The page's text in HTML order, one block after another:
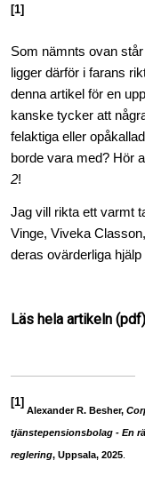
[1]
Som nämnts ovan
ligger därför i farans
denna artikel för en
kanske tycker att
felaktiga eller
borde vara med? Hör
2!
Jag vill rikta ett varmt
Vinge, Viveka
deras ovärderliga
Läs hela artikeln (pdf)
[1]
Alexander R. Besher,
tjänstepensionsbolag - En
reglering, Uppsala, 2025